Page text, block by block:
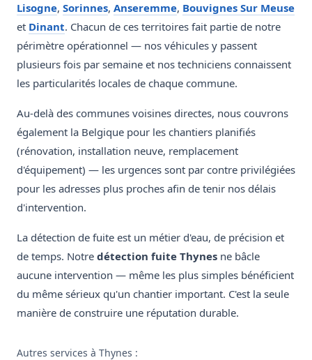
Lisogne, Sorinnes, Anseremme, Bouvignes Sur Meuse
et Dinant. Chacun de ces territoires fait partie de notre
périmètre opérationnel — nos véhicules y passent
plusieurs fois par semaine et nos techniciens connaissent
les particularités locales de chaque commune.
Au-delà des communes voisines directes, nous couvrons
également la Belgique pour les chantiers planifiés
(rénovation, installation neuve, remplacement
d'équipement) — les urgences sont par contre privilégiées
pour les adresses plus proches afin de tenir nos délais
d'intervention.
La détection de fuite est un métier d'eau, de précision et
de temps. Notre détection fuite Thynes ne bâcle
aucune intervention — même les plus simples bénéficient
du même sérieux qu'un chantier important. C'est la seule
manière de construire une réputation durable.
Autres services à Thynes :